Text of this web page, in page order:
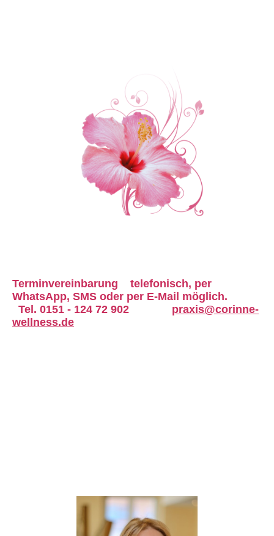
Terminvereinbarung telefonisch, per
WhatsApp, SMS oder per E-Mail möglich.
Tel. 0151 - 124 72 902 praxis@corinne-
wellness.de